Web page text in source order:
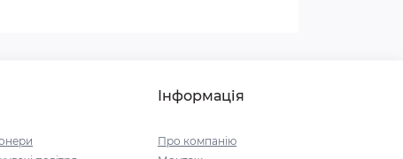
Інформація
Про компанію